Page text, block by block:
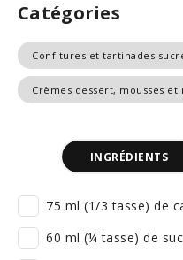
Catégories
Confitures et tartinades
Crèmes dessert, mousses et
INGRÉDIENTS
75 ml (1/3 tasse) de
60 ml (¼ tasse) de